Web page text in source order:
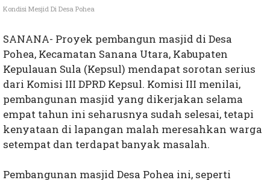
Kondisi Mesjid Di Desa Pohea
SANANA- Proyek pembangun masjid di Desa
Pohea, Kecamatan Sanana Utara, Kabupaten
Kepulauan Sula (Kepsul) mendapat sorotan serius
dari Komisi III DPRD Kepsul. Komisi III menilai,
pembangunan masjid yang dikerjakan selama
empat tahun ini seharusnya sudah selesai, tetapi
kenyataan di lapangan malah meresahkan warga
setempat dan terdapat banyak masalah.
Pembangunan masjid Desa Pohea ini, seperti